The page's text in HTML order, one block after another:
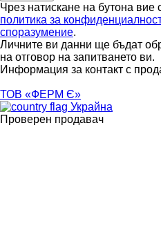
Чрез натискане на бутона вие
политика за
споразумение.
Личните ви данни ще бъдат
на отговор на запитването ви.
Информация за контакт с
ТОВ «ФЕРМ Є»
Украйна
Проверен продавач